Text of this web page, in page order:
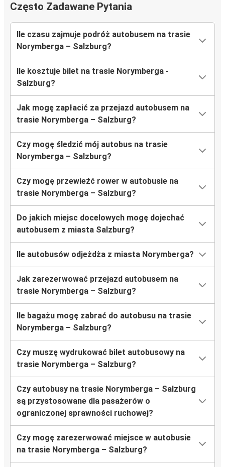
Często Zadawane Pytania
Ile czasu zajmuje podróż autobusem na trasie
Norymberga – Salzburg?
Ile kosztuje bilet na trasie Norymberga -
Salzburg?
Jak mogę zapłacić za przejazd autobusem na
trasie Norymberga – Salzburg?
Czy mogę śledzić mój autobus na trasie
Norymberga – Salzburg?
Czy mogę przewieźć rower w autobusie na
trasie Norymberga – Salzburg?
Do jakich miejsc docelowych mogę dojechać
autobusem z miasta Salzburg?
Ile autobusów odjeżdża z miasta Norymberga?
Jak zarezerwować przejazd autobusem na
trasie Norymberga – Salzburg?
Ile bagażu mogę zabrać do autobusu na trasie
Norymberga – Salzburg?
Czy muszę wydrukować bilet autobusowy na
trasie Norymberga – Salzburg?
Czy autobusy na trasie Norymberga – Salzburg
są przystosowane dla pasażerów o
ograniczonej sprawności ruchowej?
Czy mogę zarezerwować miejsce w autobusie
na trasie Norymberga – Salzburg?